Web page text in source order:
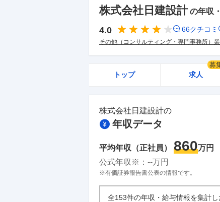
株式会社日建設計 の年収
4.0 66クチコミ
その他（コンサルティング・専門事務所）
トップ 求人
募
株式会社日建設計の
年収データ
平均年収（正社員） 860万円
公式年収※： --万円
※有価証券報告書公表の情報です。
全153件の年収・給与情報を集計し